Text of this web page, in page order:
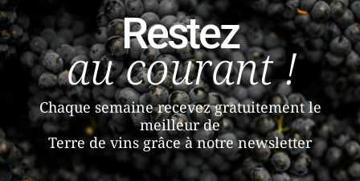
Restez
au courant !
Chaque semaine recevez gratuitement le
meilleur de
Terre de vins grâce à notre newsletter